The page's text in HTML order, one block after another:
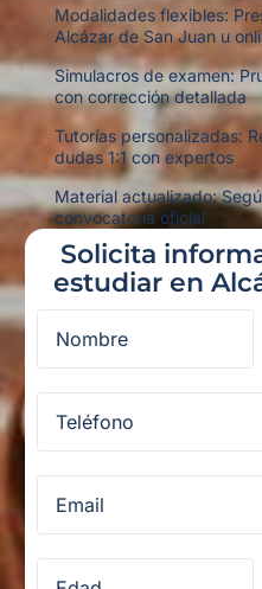
Modalidades flexibles:
Alcázar de San Juan u
Simulacros de examen:
con corrección detallada
Tutorías personalizadas:
dudas 1:1 con expertos
Material actualizado:
convocatoria oficial
Solicita
estudiar en